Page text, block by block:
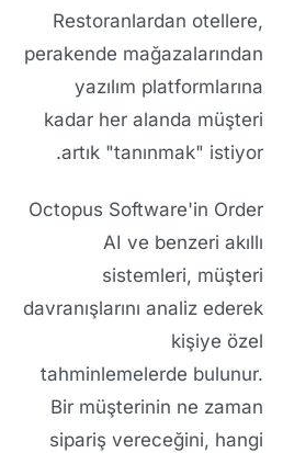
Restoranlardan otellere,
perakende mağazalarından
yazılım platformlarına
kadar her alanda müşteri
artık "tanınmak" istiyor.
Octopus Software'in Order
AI ve benzeri akıllı
sistemleri, müşteri
davranışlarını analiz ederek
kişiye özel
tahminlemelerde bulunur.
Bir müşterinin ne zaman
sipariş vereceğini, hangi